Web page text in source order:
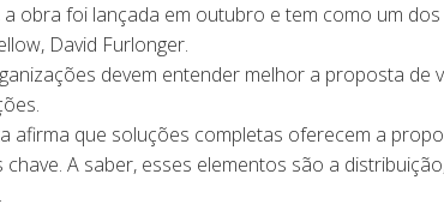
a obra foi lançada em outubro e tem como um
David Furlonger.
devem entender melhor a proposta de
afirma que soluções completas oferecem a
A saber, esses elementos são a